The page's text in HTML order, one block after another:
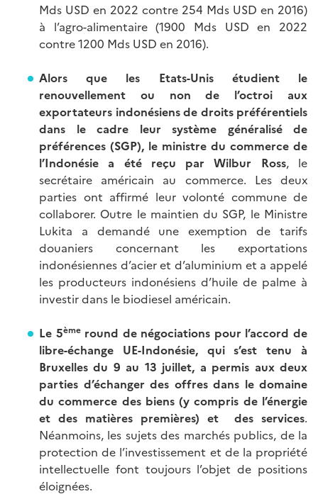
Mds USD en 2022 contre 254 Mds USD en 2016)
à l’agro-alimentaire (1900 Mds USD en 2022
contre 1200 Mds USD en 2016).
Alors que les Etats-Unis étudient le
renouvellement ou non de l’octroi aux
exportateurs indonésiens de droits préférentiels
dans le cadre leur système généralisé de
préférences (SGP), le ministre du commerce de
l’Indonésie
a été reçu par Wilbur Ross, le
secrétaire américain au commerce. Les deux
parties ont affirmé leur volonté commune de
collaborer. Outre le maintien du SGP, le Ministre
Lukita a demandé une exemption de tarifs
douaniers concernant les exportations
indonésiennes d’acier et d’aluminium et a appelé
les producteurs indonésiens d’huile de palme à
investir dans le biodiesel américain.
Le 5èmeround de négociations pour l’accord de
libre-échange UE-Indonésie, qui s’est tenu à
Bruxelles du 9 au 13 juillet, a permis aux deux
parties d’échanger des offres dans le domaine
du commerce des biens (y compris de l’énergie
et des matières premières) et des services.
Néanmoins, les sujets des marchés publics, de la
protection de l’investissement et de la propriété
intellectuelle font toujours l’objet de positions
éloignées.